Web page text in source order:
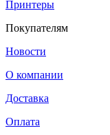
Принтеры
Покупателям
Новости
О компании
Доставка
Оплата